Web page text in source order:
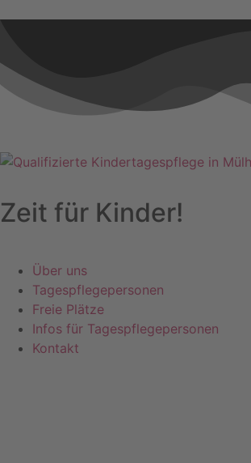
Zeit für Kinder!
Über uns
Tagespflegepersonen
Freie Plätze
Infos für Tagespflegepersonen
Kontakt